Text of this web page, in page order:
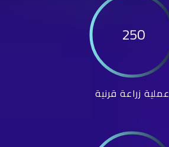
250
عملية زراعة قرنية